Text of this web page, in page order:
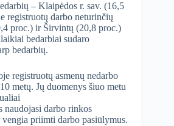
– Klaipėdos r. sav. (16,5
registruotų darbo neturinčių
proc.) ir Širvintų (20,8 proc.)
bedarbiai sudaro
bedarbių.
registruotų asmenų nedarbo
metų. Jų duomenys šiuo metu
naudojasi darbo rinkos
priimti darbo pasiūlymus.